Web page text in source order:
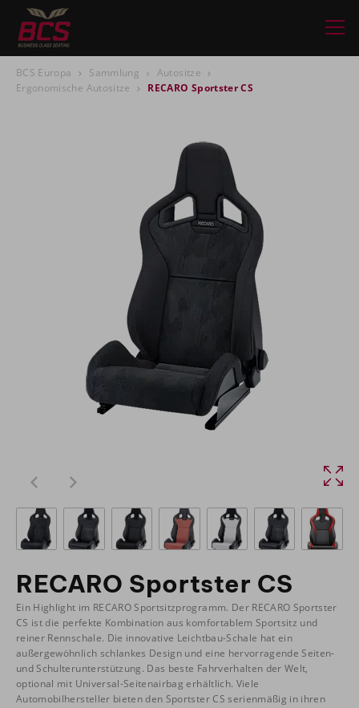
BCS Europa Sammlung
Autositze
Ergonomische Autositze
RECARO Sportster CS
RECARO Sportster CS
Ein Highlight im RECARO Sportsitzprogramm. Der RECARO Sportster
CS ist die perfekte Kombination aus komfortablem Sportsitz und
reiner Rennschale. Die innovative Leichtbau-Schale hat ein
außergewöhnlich schlankes Design und eine hervorragende Seiten-
und Schulterunterstützung. Das beste Fahrverhalten der Welt,
optional mit Universal-Seitenairbag erhältlich. Viele
Automobilhersteller bieten den Sportster CS serienmäßig in ihren